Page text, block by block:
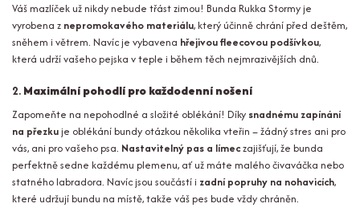
Váš mazlíček už nikdy nebude třást zimou! Bunda Rukka Stormy je
vyrobena z nepromokavého materiálu, který účinně chrání před deštěm,
sněhem i větrem. Navíc je vybavena hřejivou fleecovou podšívkou,
která udrží vašeho pejska v teple i během těch nejmrazivějších dnů.
2.Maximální pohodlí pro každodenní nošení
Zapomeňte na nepohodlné a složité oblékání! Díky snadnému zapínání
na přezkuje oblékání bundy otázkou několika vteřin – žádný stres ani pro
vás, ani pro vašeho psa. Nastavitelný pas a límeczajišťují, že bunda
perfektně sedne každému plemenu, ať už máte malého čivaváčka nebo
statného labradora. Navíc jsou součástí i zadní popruhy na nohavicích,
které udržují bundu na místě, takže váš pes bude vždy chráněn.